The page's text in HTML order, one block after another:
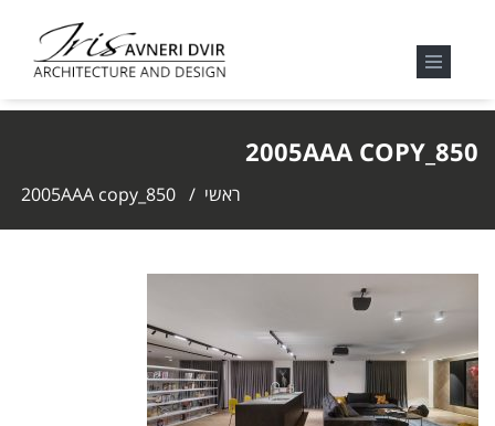
850_2005AAA COPY
ראשי /
850_2005AAA copy